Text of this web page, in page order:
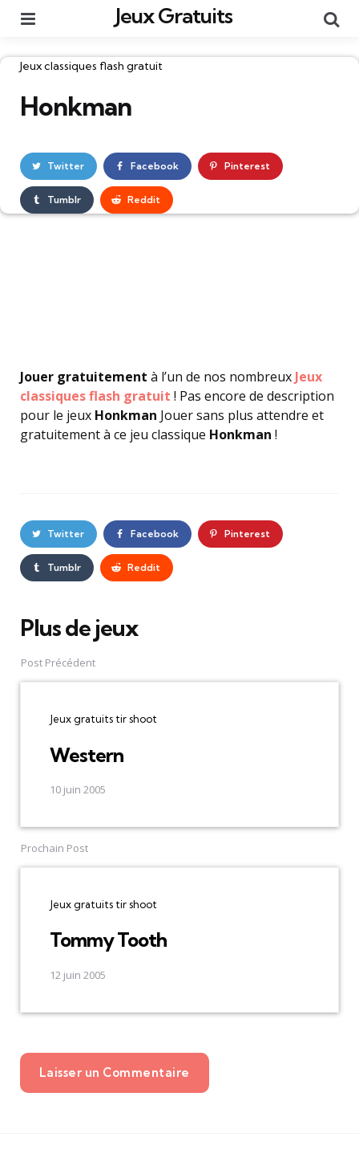
Jeux Gratuits
Catégories
Jeux classiques flash gratuit
Honkman
Twitter Facebook Pinterest
Tumblr Reddit
Jouer gratuitement à l’un de nos nombreux Jeux
classiques flash gratuit ! Pas encore de description
pour le jeux Honkman Jouer sans plus attendre et
gratuitement à ce jeu classique Honkman !
Twitter Facebook Pinterest
Tumblr Reddit
Plus de jeux
Post
navigation
Post Précédent
Jeux gratuits tir shoot
Western
10 juin 2005
Prochain Post
Jeux gratuits tir shoot
Tommy Tooth
12 juin 2005
Laisser un Commentaire